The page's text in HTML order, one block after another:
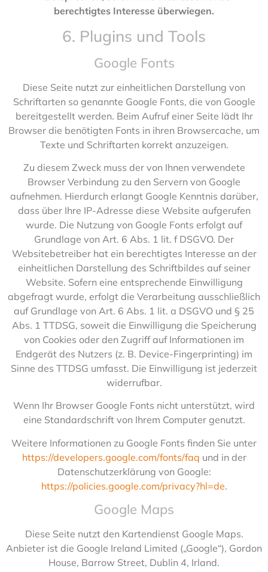
berechtigtes Interesse überwiegen.
6. Plugins und Tools
Google Fonts
Diese Seite nutzt zur einheitlichen Darstellung von
Schriftarten so genannte Google Fonts, die von Google
bereitgestellt werden. Beim Aufruf einer Seite lädt Ihr
Browser die benötigten Fonts in ihren Browsercache, um
Texte und Schriftarten korrekt anzuzeigen.
Zu diesem Zweck muss der von Ihnen verwendete
Browser Verbindung zu den Servern von Google
aufnehmen. Hierdurch erlangt Google Kenntnis darüber,
dass über Ihre IP-Adresse diese Website aufgerufen
wurde. Die Nutzung von Google Fonts erfolgt auf
Grundlage von Art. 6 Abs. 1 lit. f DSGVO. Der
Websitebetreiber hat ein berechtigtes Interesse an der
einheitlichen Darstellung des Schriftbildes auf seiner
Website. Sofern eine entsprechende Einwilligung
abgefragt wurde, erfolgt die Verarbeitung ausschließlich
auf Grundlage von Art. 6 Abs. 1 lit. a DSGVO und § 25
Abs. 1 TTDSG, soweit die Einwilligung die Speicherung
von Cookies oder den Zugriff auf Informationen im
Endgerät des Nutzers (z. B. Device-Fingerprinting) im
Sinne des TTDSG umfasst. Die Einwilligung ist jederzeit
widerrufbar.
Wenn Ihr Browser Google Fonts nicht unterstützt, wird
eine Standardschrift von Ihrem Computer genutzt.
Weitere Informationen zu Google Fonts finden Sie unter
https://developers.google.com/fonts/faq und in der
Datenschutzerklärung von Google:
https://policies.google.com/privacy?hl=de.
Google Maps
Diese Seite nutzt den Kartendienst Google Maps.
Anbieter ist die Google Ireland Limited („Google“), Gordon
House, Barrow Street, Dublin 4, Irland.